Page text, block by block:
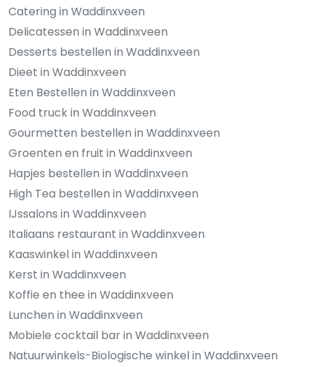
Catering in Waddinxveen
Delicatessen in Waddinxveen
Desserts bestellen in Waddinxveen
Dieet in Waddinxveen
Eten Bestellen in Waddinxveen
Food truck in Waddinxveen
Gourmetten bestellen in Waddinxveen
Groenten en fruit in Waddinxveen
Hapjes bestellen in Waddinxveen
High Tea bestellen in Waddinxveen
IJssalons in Waddinxveen
Italiaans restaurant in Waddinxveen
Kaaswinkel in Waddinxveen
Kerst in Waddinxveen
Koffie en thee in Waddinxveen
Lunchen in Waddinxveen
Mobiele cocktail bar in Waddinxveen
Natuurwinkels-Biologische winkel in Waddinxveen